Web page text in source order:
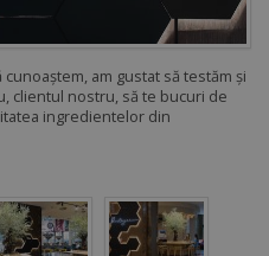
am gustat să testăm și
clientul nostru, să te bucuri de
ingredientelor din